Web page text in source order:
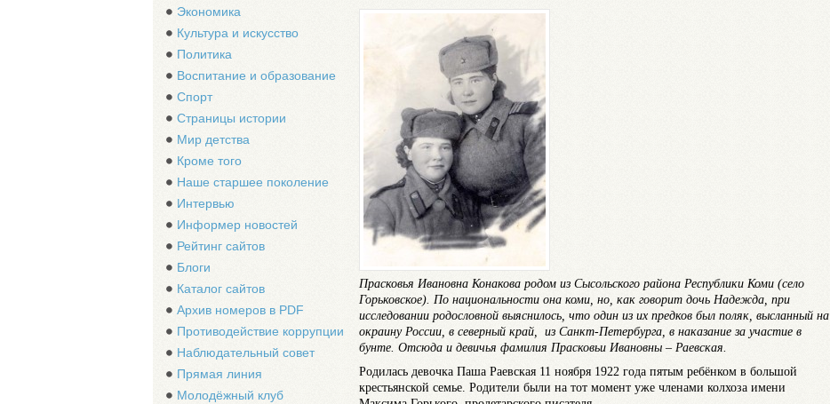
Экономика
Культура и искусство
Политика
Воспитание и образование
Спорт
Страницы истории
Мир детства
Кроме того
Наше старшее поколение
Интервью
Информер новостей
Рейтинг сайтов
Блоги
Каталог сайтов
Архив номеров в PDF
Противодействие коррупции
Наблюдательный совет
Прямая линия
Молодёжный клуб
Прасковья Ивановна Конакова родом из Сысольского района Республики Коми (село
Горьковское). По национальности она коми, но, как говорит дочь Надежда, при
исследовании родословной выяснилось, что один из их предков был поляк, высланный на
окраину России, в северный край, из Санкт-Петербурга, в наказание за участие в
бунте. Отсюда и девичья фамилия Прасковьи Ивановны – Раевская.
Родилась девочка Паша Раевская 11 ноября 1922 года пятым ребёнком в большой
крестьянской семье. Родители были на тот момент уже членами колхоза имени